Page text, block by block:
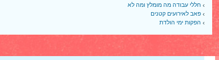
חללי עבודה מה מומלץ ומה לא
פאב לאירועים קטנים
הפקות ימי הולדת